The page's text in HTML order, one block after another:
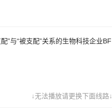
”与“被支配”关系的生物科技企业BF
↓无法播放请更换下面线路↓